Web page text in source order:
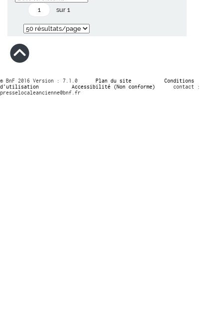
sur 1
© BnF 2016 Version : 7.1.0 Plan du site
Conditions
d’utilisation
Accessibilité (Non conforme)
contact :
presselocaleancienne@bnf.fr